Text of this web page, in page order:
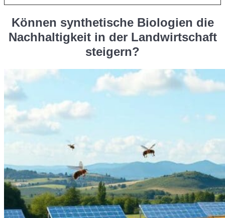
Können synthetische Biologien die
Nachhaltigkeit in der Landwirtschaft
steigern?